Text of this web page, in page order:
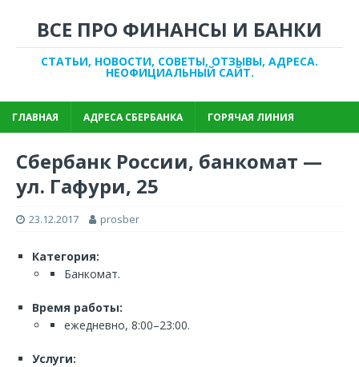
ВСЕ ПРО ФИНАНСЫ И БАНКИ
СТАТЬИ, НОВОСТИ, СОВЕТЫ, ОТЗЫВЫ, АДРЕСА.
НЕОФИЦИАЛЬНЫЙ САЙТ.
ГЛАВНАЯ АДРЕСА СБЕРБАНКА ГОРЯЧАЯ ЛИНИЯ
Сбербанк России, банкомат —
ул. Гафури, 25
23.12.2017 prosber
Категория:
Банкомат.
Время работы:
ежедневно, 8:00–23:00.
Услуги: